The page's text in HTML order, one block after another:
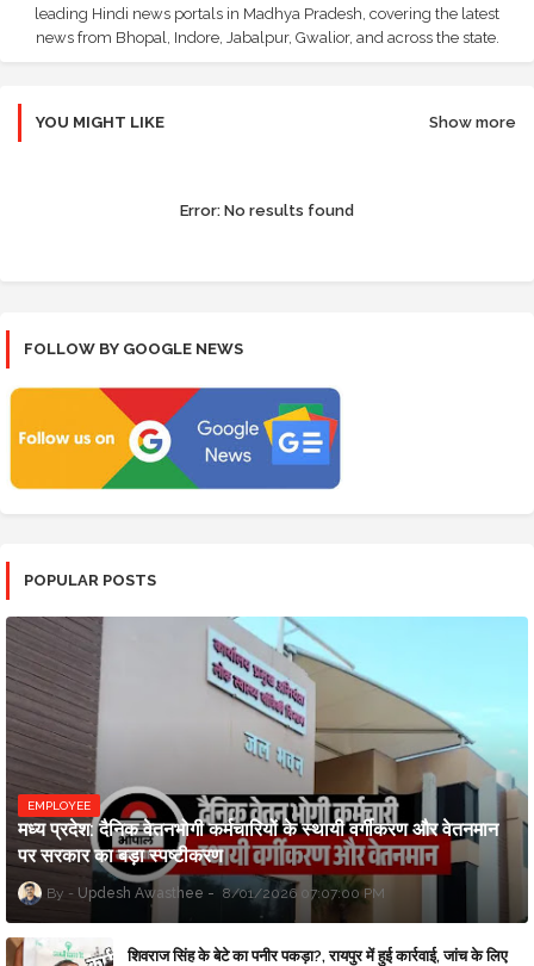
leading Hindi news portals in Madhya Pradesh, covering the latest
news from Bhopal, Indore, Jabalpur, Gwalior, and across the state.
YOU MIGHT LIKE Show more
Error: No results found
FOLLOW BY GOOGLE NEWS
POPULAR POSTS
EMPLOYEE
मध्य प्रदेश: दैनिक वेतनभोगी कर्मचारियों के स्थायी वर्गीकरण और वेतनमान
पर सरकार का बड़ा स्पष्टीकरण
Updesh Awasthee 8/01/2026 07:07:00 PM
शिवराज सिंह के बेटे का पनीर पकड़ा?, रायपुर में हुई कार्रवाई, जांच के लिए